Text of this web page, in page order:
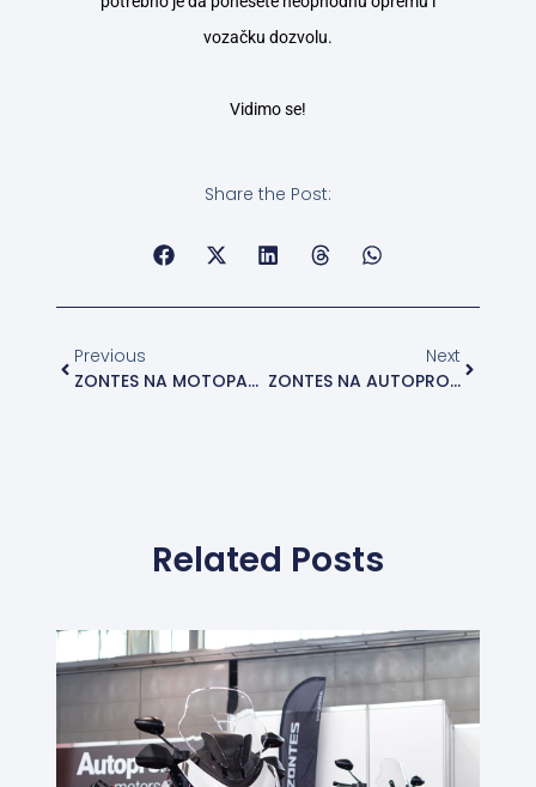
vozačku dozvolu.
Vidimo se!
Share the Post:
Previous
ZONTES NA MOTOPASSION SAJMU MOTOCIKALA U BEOGRADU
Next
ZONTES NA AUTOPROMET MOTORS TEST DAY-U
Related Posts